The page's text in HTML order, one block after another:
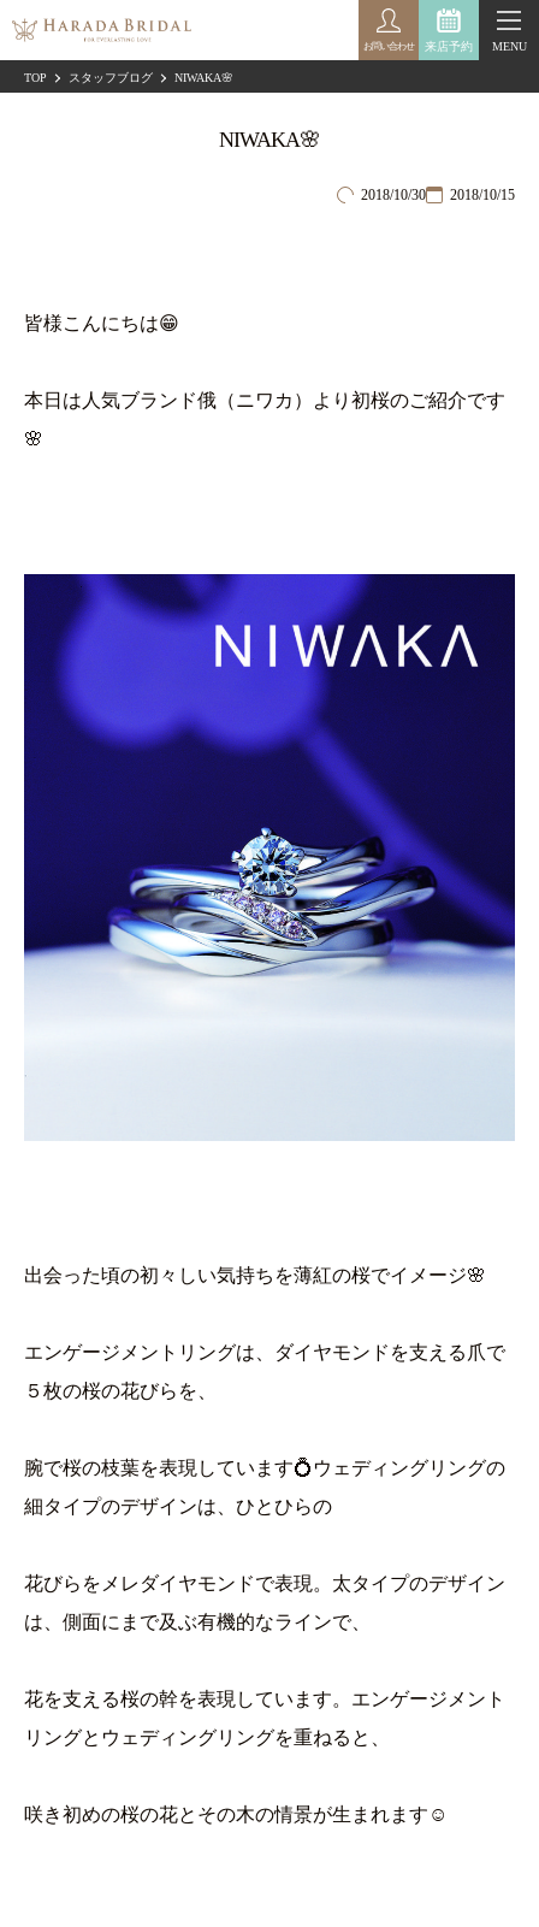
来店予約
お問い合わせ MENU
TOP スタッフブログ NIWAKA🌸
NIWAKA🌸
2018/10/30 2018/10/15
皆様こんにちは😁
本日は人気ブランド俄（ニワカ）より初桜のご紹介です
🌸
出会った頃の初々しい気持ちを薄紅の桜でイメージ🌸
エンゲージメントリングは、ダイヤモンドを支える爪で
５枚の桜の花びらを、
腕で桜の枝葉を表現しています💍ウェディングリングの
細タイプのデザインは、ひとひらの
花びらをメレダイヤモンドで表現。太タイプのデザイン
は、側面にまで及ぶ有機的なラインで、
花を支える桜の幹を表現しています。エンゲージメント
リングとウェディングリングを重ねると、
咲き初めの桜の花とその木の情景が生まれます☺